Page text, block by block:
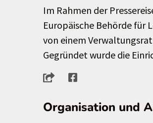
Im Rahmen der
Europäische Behörde für
von einem
Gegründet wurde die
Organisation und